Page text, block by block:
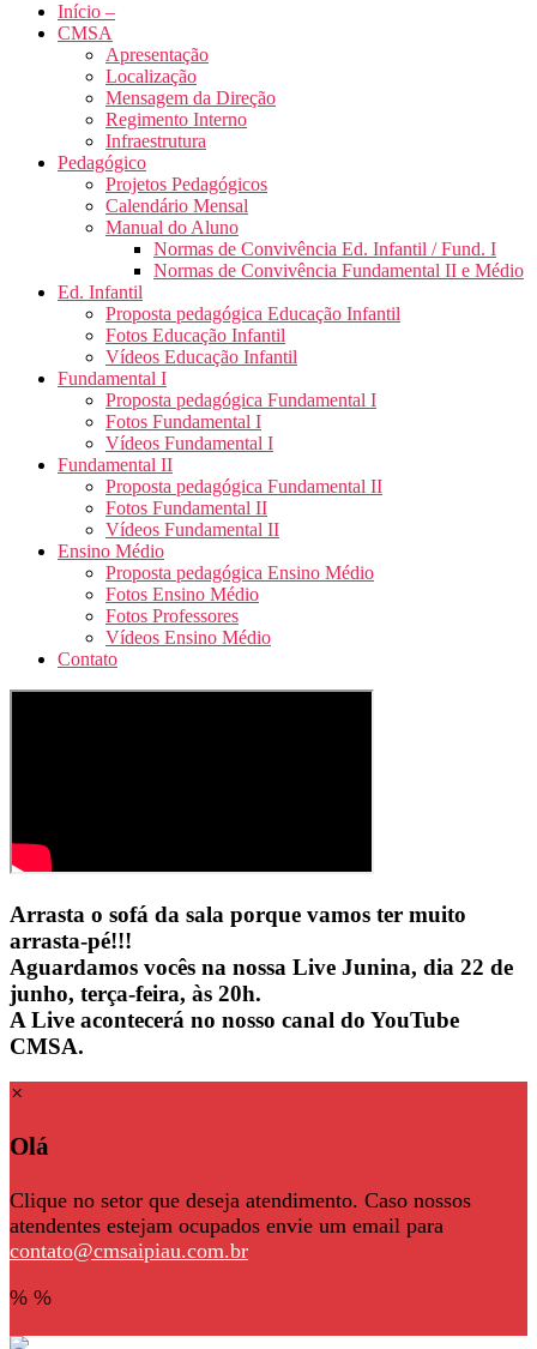
Início –
CMSA
Apresentação
Localização
Mensagem da Direção
Regimento Interno
Infraestrutura
Pedagógico
Projetos Pedagógicos
Calendário Mensal
Manual do Aluno
Normas de Convivência Ed. Infantil / Fund. I
Normas de Convivência Fundamental II e Médio
Ed. Infantil
Proposta pedagógica Educação Infantil
Fotos Educação Infantil
Vídeos Educação Infantil
Fundamental I
Proposta pedagógica Fundamental I
Fotos Fundamental I
Vídeos Fundamental I
Fundamental II
Proposta pedagógica Fundamental II
Fotos Fundamental II
Vídeos Fundamental II
Ensino Médio
Proposta pedagógica Ensino Médio
Fotos Ensino Médio
Fotos Professores
Vídeos Ensino Médio
Contato
Arrasta o sofá da sala porque vamos ter muito
arrasta-pé!!!
Aguardamos vocês na nossa Live Junina, dia 22 de
junho, terça-feira, às 20h.
A Live acontecerá no nosso canal do YouTube
CMSA.
×
Olá
Clique no setor que deseja atendimento. Caso nossos
atendentes estejam ocupados envie um email para
contato@cmsaipiau.com.br
% %